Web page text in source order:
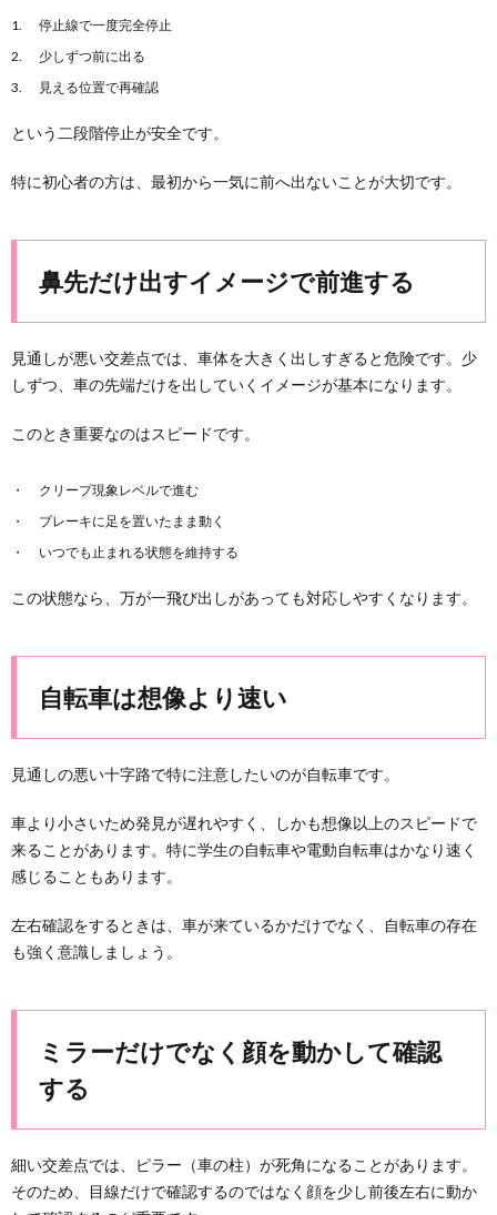
停止線で一度完全停止
少しずつ前に出る
見える位置で再確認
という二段階停止が安全です。
特に初心者の方は、最初から一気に前へ出ないことが大切です。
鼻先だけ出すイメージで前進する
見通しが悪い交差点では、車体を大きく出しすぎると危険です。少
しずつ、車の先端だけを出していくイメージが基本になります。
このとき重要なのはスピードです。
クリープ現象レベルで進む
ブレーキに足を置いたまま動く
いつでも止まれる状態を維持する
この状態なら、万が一飛び出しがあっても対応しやすくなります。
自転車は想像より速い
見通しの悪い十字路で特に注意したいのが自転車です。
車より小さいため発見が遅れやすく、しかも想像以上のスピードで
来ることがあります。特に学生の自転車や電動自転車はかなり速く
感じることもあります。
左右確認をするときは、車が来ているかだけでなく、自転車の存在
も強く意識しましょう。
ミラーだけでなく顔を動かして確認
する
細い交差点では、ピラー（車の柱）が死角になることがあります。
そのため、目線だけで確認するのではなく顔を少し前後左右に動か